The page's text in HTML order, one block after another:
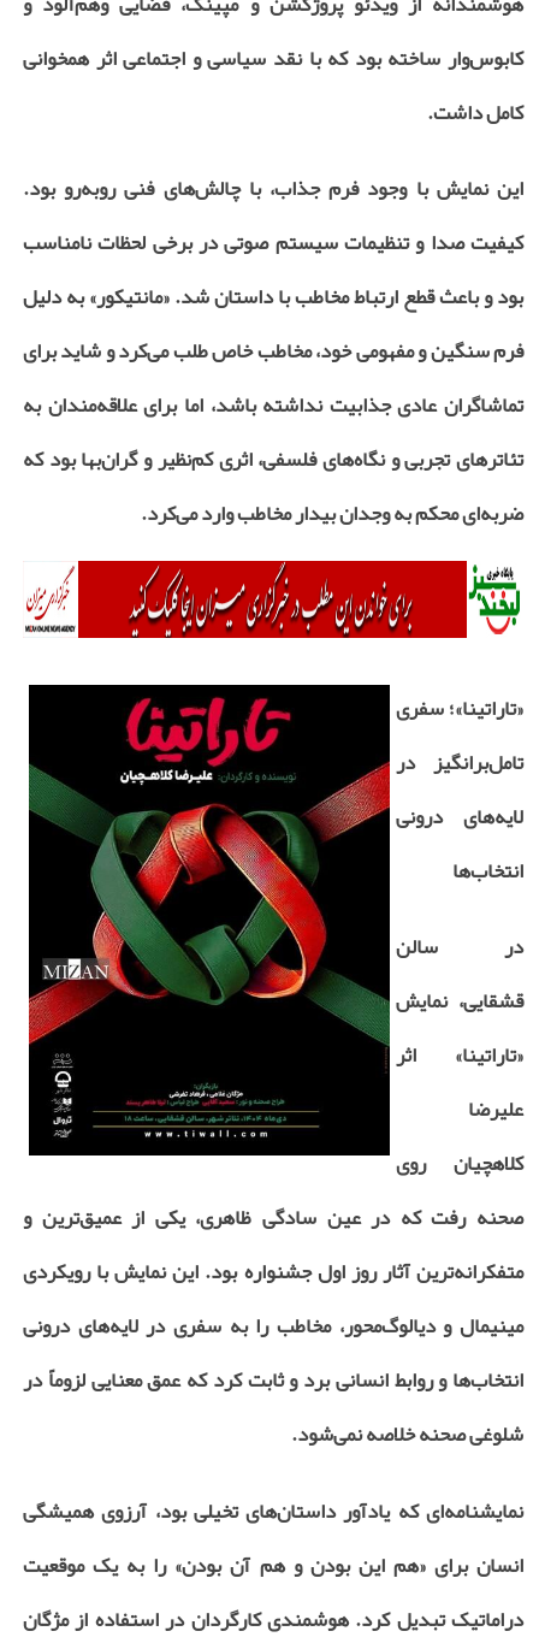
کابوس‌وار ساخته بود که با نقد سیاسی و اجتماعی اثر همخوانی
کامل داشت.
این نمایش با وجود فرم جذاب، با چالش‌های فنی روبه‌رو بود.
کیفیت صدا و تنظیمات سیستم صوتی در برخی لحظات نامناسب
بود و باعث قطع ارتباط مخاطب با داستان شد. «مانتیکور» به دلیل
فرم سنگین و مفهومی خود، مخاطب خاص طلب می‌کرد و شاید برای
تماشاگران عادی جذابیت نداشته باشد، اما برای علاقه‌مندان به
تئاترهای تجربی و نگاه‌های فلسفی، اثری کم‌نظیر و گران‌بها بود که
ضربه‌ای محکم به وجدان بیدار مخاطب وارد می‌کرد.
«تاراتینا»؛ سفری
تامل‌برانگیز در
لایه‌های درونی
انتخاب‌ها
در سالن
قشقایی، نمایش
«تاراتینا» اثر
علیرضا
کلاهچیان روی
صحنه رفت که در عین سادگی ظاهری، یکی از عمیق‌ترین و
متفکرانه‌ترین آثار روز اول جشنواره بود. این نمایش با رویکردی
مینیمال و دیالوگ‌محور، مخاطب را به سفری در لایه‌های درونی
انتخاب‌ها و روابط انسانی برد و ثابت کرد که عمق معنایی لزوماً در
شلوغی صحنه خلاصه نمی‌شود.
نمایشنامه‌ای که یادآور داستان‌های تخیلی بود، آرزوی همیشگی
انسان برای «هم این بودن و هم آن بودن» را به یک موقعیت
دراماتیک تبدیل کرد. هوشمندی کارگردان در استفاده از مژگان